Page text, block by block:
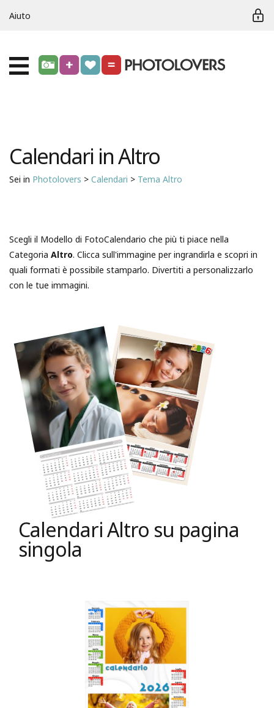
Aiuto
Calendari in Altro
Sei in Photolovers > Calendari > Tema Altro
Scegli il Modello di FotoCalendario che più ti piace nella
Categoria Altro. Clicca sull'immagine per ingrandirla e scopri in
quali formati è possibile stamparlo. Divertiti a personalizzarlo
con le tue immagini.
Calendari Altro su pagina
singola